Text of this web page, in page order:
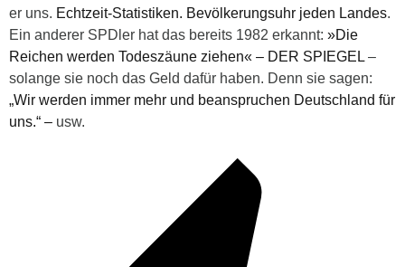
er uns. Echtzeit-Statistiken. Bevölkerungsuhr jeden Landes.
Ein anderer SPDler hat das bereits 1982 erkannt: »Die
Reichen werden Todeszäune ziehen« – DER SPIEGEL –
solange sie noch das Geld dafür haben. Denn sie sagen:
„Wir werden immer mehr und beanspruchen Deutschland für
uns.“ – usw.